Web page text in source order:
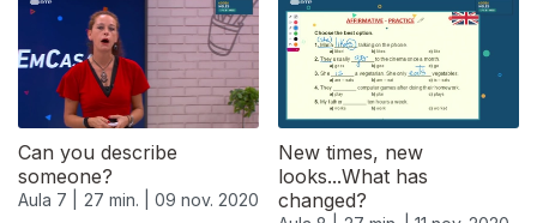
Can you describe
someone?
Aula 7 | 27 min. | 09 nov. 2020
New times, new
looks...What has
changed?